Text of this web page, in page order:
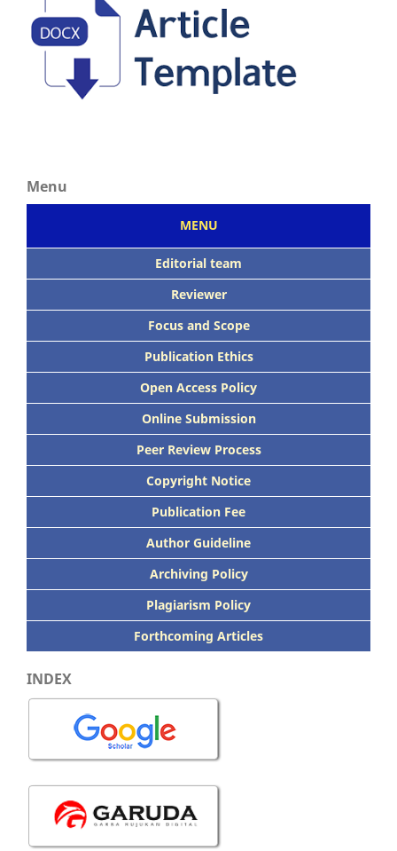
Menu
MENU
Editorial team
Reviewer
Focus and Scope
Publication Ethics
Open Access Policy
Online Submission
Peer Review Process
Copyright Notice
Publication Fee
Author Guideline
Archiving Policy
Plagiarism Policy
Forthcoming Articles
INDEX